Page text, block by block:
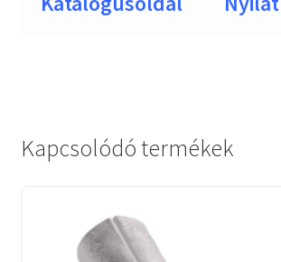
Kapcsolódó termékek